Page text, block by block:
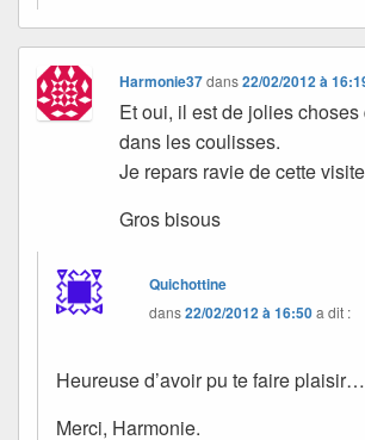
Harmonie37dans22/02/2012 à
Et oui, il est de jolies
dans les coulisses.
Je repars ravie de cette
Gros bisous
Quichottine
dans22/02/2012 à 16:50a dit :
Heureuse d’avoir pu te faire plaisir…
Merci, Harmonie.